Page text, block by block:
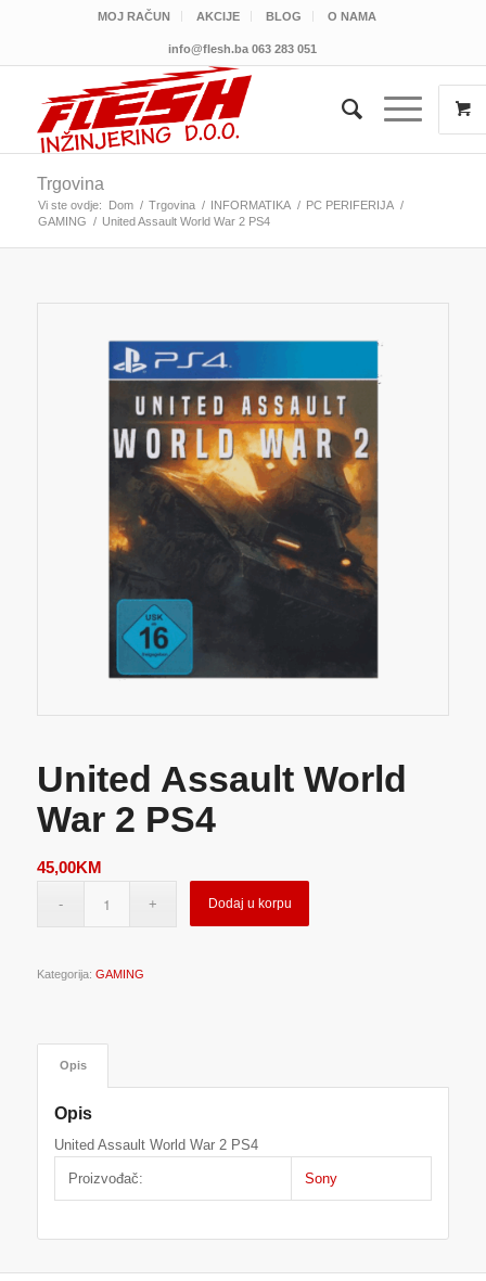
MOJ RAČUN AKCIJE BLOG O NAMA
info@flesh.ba 063 283 051
Trgovina
Vi ste ovdje: Dom / Trgovina / INFORMATIKA / PC PERIFERIJA /
GAMING / United Assault World War 2 PS4
United Assault World
War 2 PS4
45,00KM
Dodaj u korpu
Kategorija: GAMING
Opis
Opis
United Assault World War 2 PS4
Proizvođač: Sony